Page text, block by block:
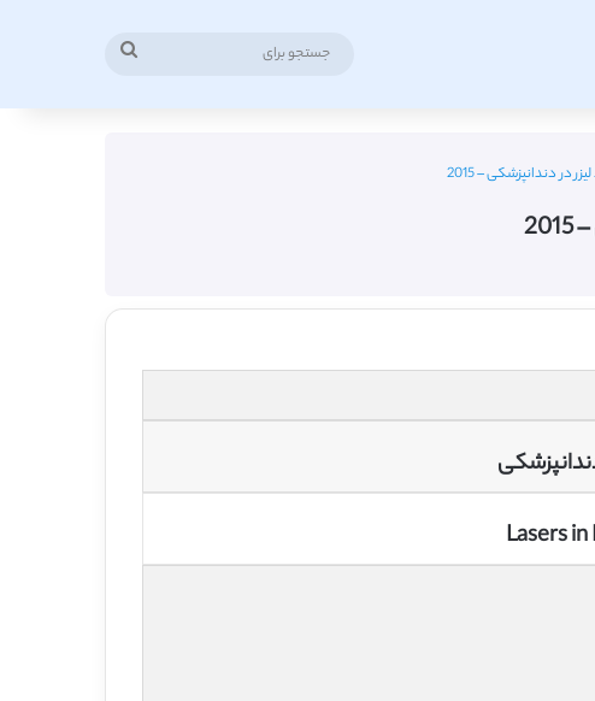
در دندانپزشکی – 2015
Lasers